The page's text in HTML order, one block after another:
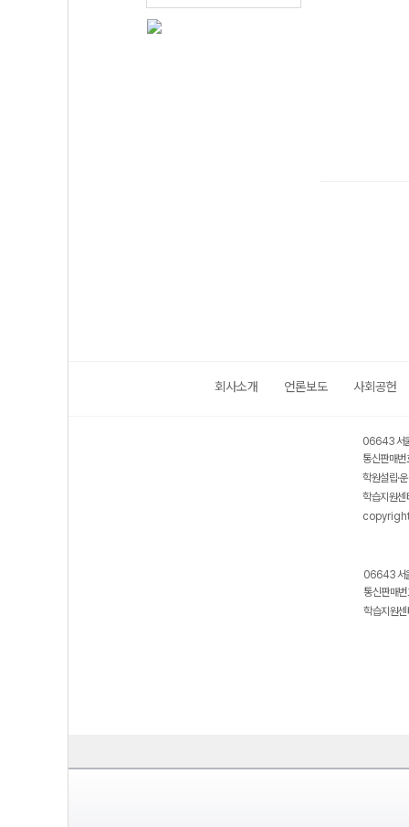
회사소개 언론보도 사회공헌
06643 서
통신판매
학원설립·
학습지원
06643 서
통신판매
학습지원